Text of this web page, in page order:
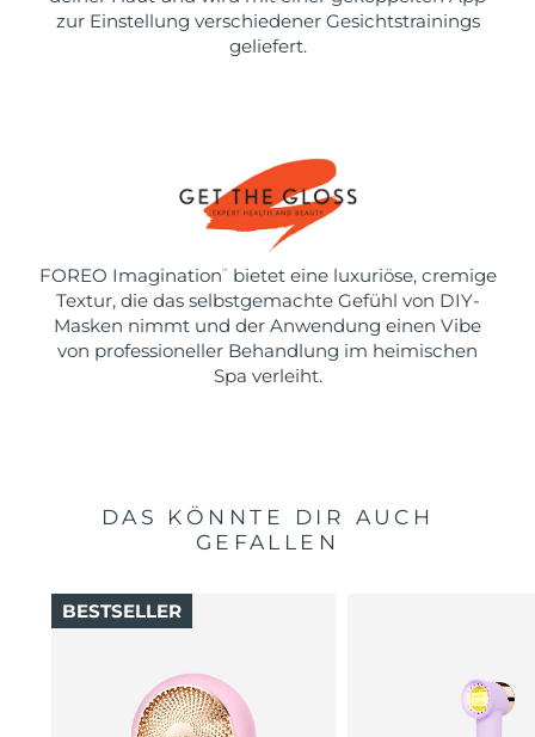
zur Einstellung verschiedener Gesichtstrainings
geliefert.
FOREO Imagination ™
bietet eine luxuriöse, cremige
Textur, die das selbstgemachte Gefühl von DIY-
Masken nimmt und der Anwendung einen Vibe
von professioneller Behandlung im heimischen
Spa verleiht.
DAS KÖNNTE DIR AUCH
GEFALLEN
BESTSELLER